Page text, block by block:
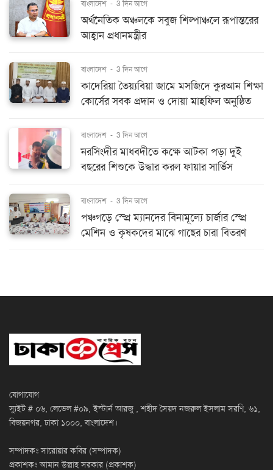
বাংলাদেশ - 3 দিন আগে
অর্থনৈতিক অঞ্চলকে সবুজ শিল্পাঞ্চলে রূপান্তরের
আহ্বান প্রধানমন্ত্রীর
বাংলাদেশ - 3 দিন আগে
কাদেরিয়া তৈয়্যবিয়া জামে মসজিদে কুরআন শিক্ষা
কোর্সের সবক প্রদান ও দোয়া মাহফিল অনুষ্ঠিত
বাংলাদেশ - 3 দিন আগে
নরসিংদীর মাধবদীতে কক্ষে আটকা পড়া দুই
বছরের শিশুকে উদ্ধার করল ফায়ার সার্ভিস
বাংলাদেশ - 3 দিন আগে
পঞ্চগড়ে স্প্রে ম্যানদের বিনামূল্যে চার্জার স্প্রে
মেশিন ও কৃষকদের মাঝে গাছের চারা বিতরণ
যোগাযোগ
স্যুইট # ০৬, লেভেল #০৯, ইস্টার্ন আরজু , শহীদ সৈয়দ নজরুল ইসলাম সরণি, ৬১,
বিজয়নগর, ঢাকা ১০০০, বাংলাদেশ।
সম্পাদকঃ সারোয়ার কবির (সম্পাদক)
প্রকাশকঃ আমান উল্লাহ সরকার (প্রকাশক)